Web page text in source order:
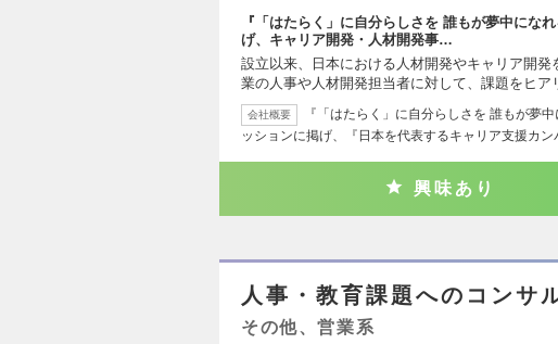
『「はたらく」に自分らしさを 誰もが夢中にな
げ、キャリア開発・人材開発事…
設立以来、日本における人材開発やキャリア開発
業の人事や人材開発担当者に対して、課題をヒア
会社概要
『「はたらく」に自分らしさを 誰もが夢
ッションに掲げ、『日本を代表するキャリア支援カ
興味あり
人事・教育課題へのコンサ
その他、営業系